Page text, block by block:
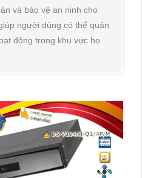
và bảo vệ an ninh cho
người dùng có thể quản
động trong khu vực họ